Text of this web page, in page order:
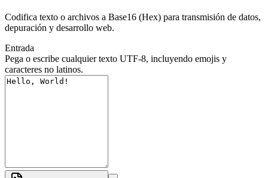
Codifica texto o archivos a Base16 (Hex) para transmisión de datos,
depuración y desarrollo web.
Entrada
Pega o escribe cualquier texto UTF-8, incluyendo emojis y
caracteres no latinos.